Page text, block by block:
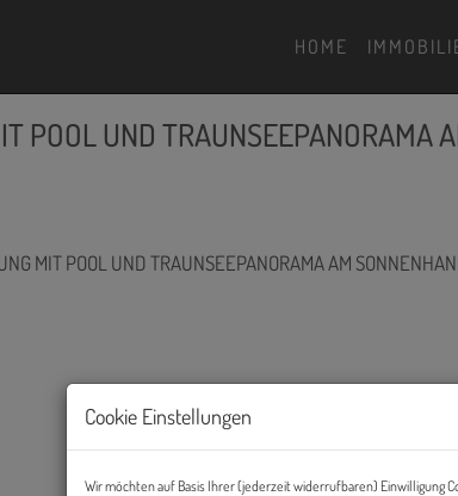
HOME
POOL UND TRAUNSEEPANORAMA
Cookie Einstellungen
Wir möchten auf Basis Ihrer (jederzeit widerrufbaren) Einwilligung